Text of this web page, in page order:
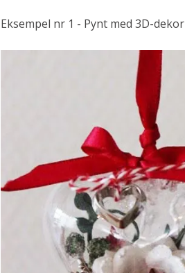
Eksempel nr 1 - Pynt med 3D-dekor